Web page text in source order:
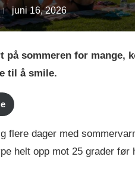
juni 16, 2026
på sommeren for mange,
til å smile.
flere dager med
helt opp mot 25 grader før